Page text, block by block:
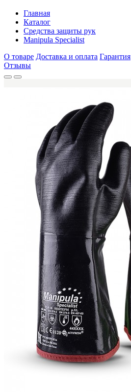
Главная
Каталог
Средства защиты рук
Manipula Specialist
О товаре Доставка и оплата Гарантия
Отзывы